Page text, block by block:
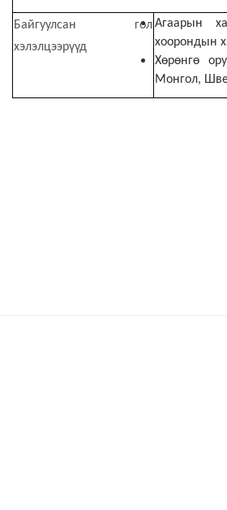
Байгуулсан гол
хэлэлцээрүүд
Агаарын
хоорондын
Хөрөнгө
Монгол,